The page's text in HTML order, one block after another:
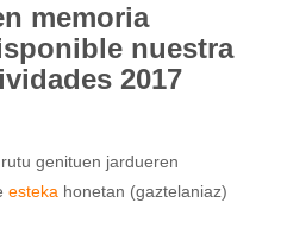
memoria
nuestra
2017
genituen jardueren
esteka honetan (gaztelaniaz)